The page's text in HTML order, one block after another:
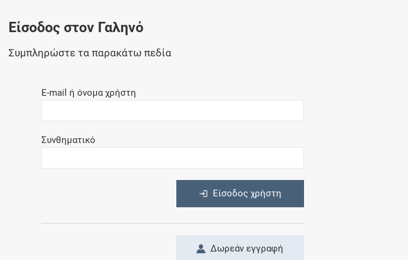
και
και
ασφάλεια
χορήγησης
της
Είσοδος στον Γαληνό
Συμπληρώστε τα παρακάτω πεδία
E-mail ή όνομα χρήστη
Συνθηματικό
Είσοδος χρήστη
Δωρεάν εγγραφή